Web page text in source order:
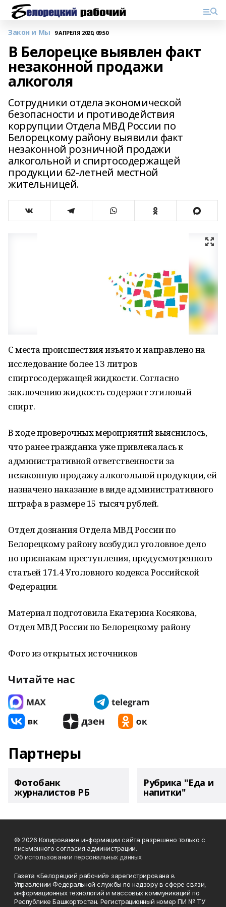
Закон и Мы 9 АПРЕЛЯ 2020, 09:50
В Белорецке выявлен факт
незаконной продажи
алкоголя
Сотрудники отдела экономической
безопасности и противодействия
коррупции Отдела МВД России по
Белорецкому району выявили факт
незаконной розничной продажи
алкогольной и спиртосодержащей
продукции 62-летней местной
жительницей.
С места происшествия изъято и направлено на
исследование более 13 литров
спиртосодержащей жидкости. Согласно
заключению жидкость содержит этиловый
спирт.
В ходе проверочных мероприятий выяснилось,
что ранее гражданка уже привлекалась к
административной ответственности за
незаконную продажу алкогольной продукции, ей
назначено наказание в виде административного
штрафа в размере 15 тысяч рублей.
Отдел дознания Отдела МВД России по
Белорецкому району возбудил уголовное дело
по признакам преступления, предусмотренного
статьей 171.4 Уголовного кодекса Российской
Федерации.
Материал подготовила Екатерина Косякова,
Отдел МВД России по Белорецкому району
Фото из открытых источников
Читайте нас
Партнеры
Фотобанк
журналистов РБ
Рубрика "Еда и
напитки"
© 2026 Копирование информации сайта разрешено только с
письменного согласия администрации.
Об использовании персональных данных
Газета «Белорецкий рабочий» зарегистрирована в
Управлении Федеральной службы по надзору в сфере связи,
информационных технологий и массовых коммуникаций по
Республике Башкортостан. Регистрационный номер ПИ № ТУ